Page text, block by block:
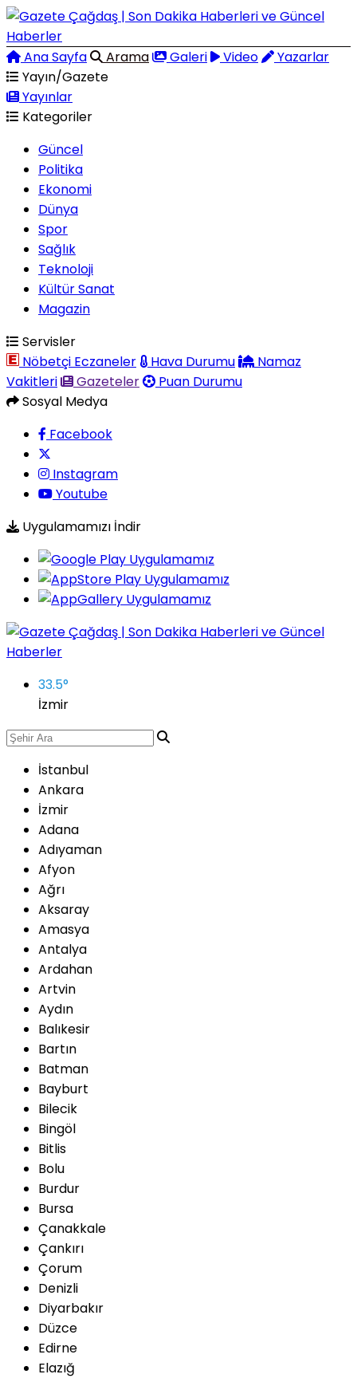
Ana Sayfa Arama Galeri Video
Yazarlar
Yayın/Gazete
Yayınlar
Kategoriler
Güncel
Politika
Ekonomi
Dünya
Spor
Sağlık
Teknoloji
Kültür Sanat
Magazin
Servisler
Nöbetçi Eczaneler
Hava Durumu
Namaz
Vakitleri
Gazeteler
Puan Durumu
Sosyal Medya
Facebook
Instagram
Youtube
Uygulamamızı İndir
33.5°
İzmir
İstanbul
Ankara
İzmir
Adana
Adıyaman
Afyon
Ağrı
Aksaray
Amasya
Antalya
Ardahan
Artvin
Aydın
Balıkesir
Bartın
Batman
Bayburt
Bilecik
Bingöl
Bitlis
Bolu
Burdur
Bursa
Çanakkale
Çankırı
Çorum
Denizli
Diyarbakır
Düzce
Edirne
Elazığ